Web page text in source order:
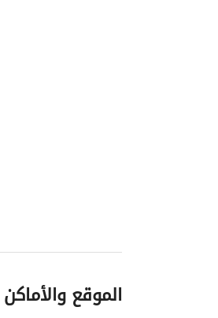
الموقع والأماكن